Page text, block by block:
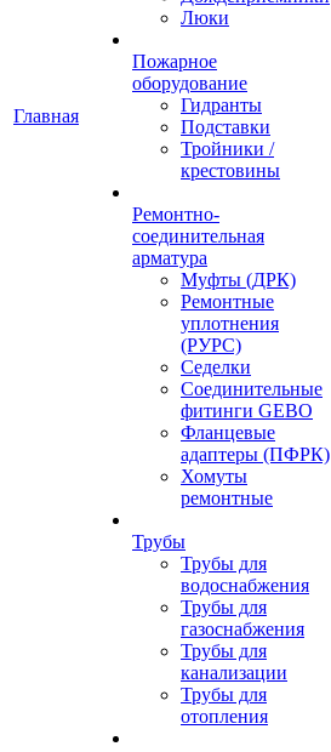
Главная
Люки
Пожарное
оборудование
Гидранты
Подставки
Тройники /
крестовины
Ремонтно-
соединительная
арматура
Муфты (ДРК)
Ремонтные
уплотнения
(РУРС)
Седелки
Соединительные
фитинги GEBO
Фланцевые
адаптеры (ПФРК)
Хомуты
ремонтные
Трубы
Трубы для
водоснабжения
Трубы для
газоснабжения
Трубы для
канализации
Трубы для
отопления